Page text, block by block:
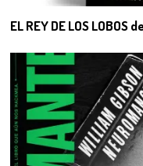
EL REY DE LOS